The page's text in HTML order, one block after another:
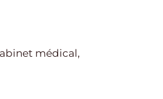
médical,